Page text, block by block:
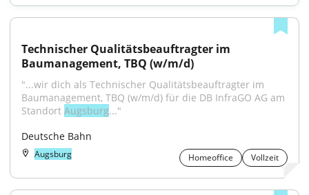
Technischer Qualitätsbeauftragter im
Baumanagement, TBQ (w/m/d)
"...wir dich als Technischer Qualitätsbeauftragter im
Baumanagement, TBQ (w/m/d) für die DB InfraGO AG am
Standort Augsburg..."
Deutsche Bahn
Augsburg Homeoffice Vollzeit